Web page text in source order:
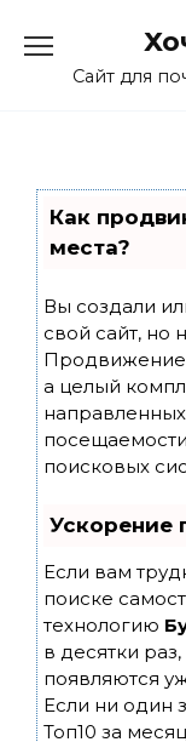
contentСайт для
Как
места?
Вы создали
свой сайт, но
Продвижение
а целый
поисковых
Ускорение
Если вам
поиске
технологию
в десятки
появляются
Если ни один
Топ10 за